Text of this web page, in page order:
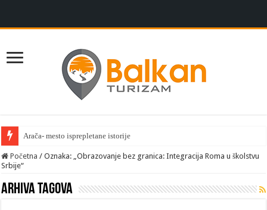
Arača- mesto isprepletane istorije
Početna / Oznaka: „Obrazovanje bez granica: Integracija Roma u školstvu
Srbije“
Arhiva tagova